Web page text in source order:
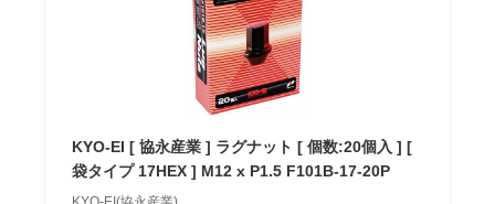
KYO-EI [ 協永産業 ] ラグナット [ 個数:20個入 ] [
袋タイプ 17HEX ] M12 x P1.5 F101B-17-20P